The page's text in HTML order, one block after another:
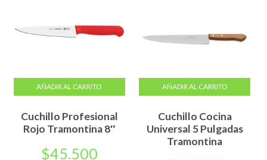
Cuchillo Profesional
Rojo Tramontina 8″
$45.500
AÑADIR AL CARRITO
Cuchillo Cocina
Universal 5 Pulgadas
Tramontina
AÑADIR AL CARRITO